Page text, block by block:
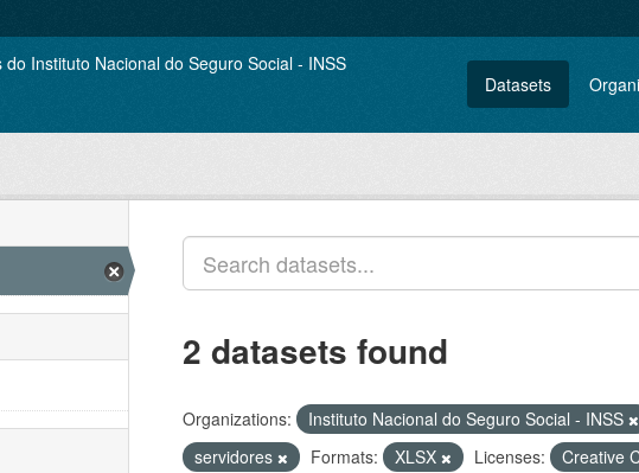
Datasets
2 datasets found
Organizations: Instituto Nacional do Seguro Social - INSS
servidores
Formats: XLSX Licenses: Creative